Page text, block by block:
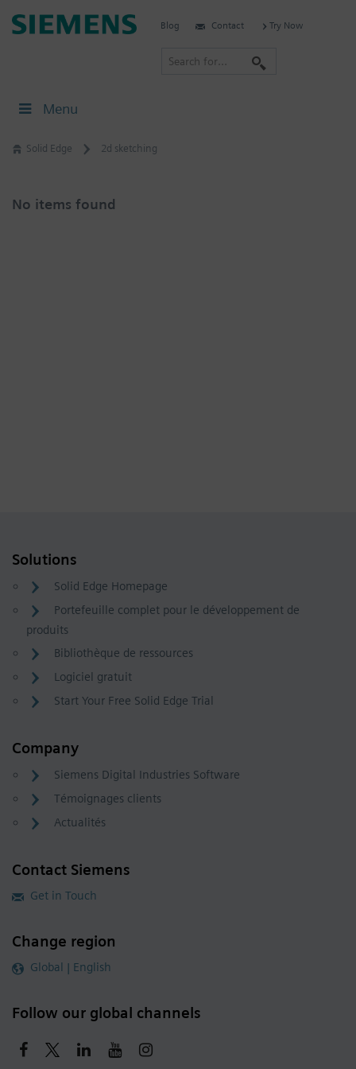
Skip
to
Solid Edge 2d sketching
No items found
Solutions
Solid Edge Homepage
Portefeuille complet pour le développement de
produits
Bibliothèque de ressources
Logiciel gratuit
Start Your Free Solid Edge Trial
Company
Siemens Digital Industries Software
Témoignages clients
Actualités
Contact Siemens
Get in Touch
Change region
Global | English
Follow our global channels
Siemens
Industries
for
Blog Contact Try Now
Menu